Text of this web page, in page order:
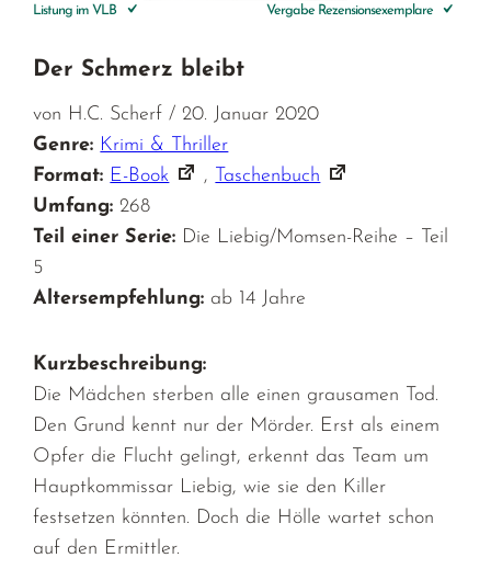
Listung im VLB Vergabe Rezensionsexemplare
Der Schmerz bleibt
von H.C. Scherf / 20. Januar 2020
Genre: Krimi & Thriller
Format: E-Book , Taschenbuch
Umfang: 268
Teil einer Serie: Die Liebig/Momsen-Reihe – Teil
5
Altersempfehlung: ab 14 Jahre
Kurzbeschreibung:
Die Mädchen sterben alle einen grausamen Tod.
Den Grund kennt nur der Mörder. Erst als einem
Opfer die Flucht gelingt, erkennt das Team um
Hauptkommissar Liebig, wie sie den Killer
festsetzen könnten. Doch die Hölle wartet schon
auf den Ermittler.